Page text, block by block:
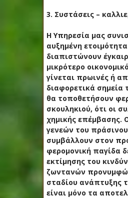
3. Συστάσεις –
Η Υπηρεσία μας
αυξημένη
διαπιστώνουν
μικρότερο
γίνεται πρωινές ή
διαφορετικά σημεία
θα τοποθετήσουν
σκουληκιού, ότι οι
χημικής επέμβασης.
γενεών του
συμβάλλουν στον
φερομονική παγίδα
εκτίμησης του
ζωντανών
σταδίου ανάπτυξης
είναι μόνο τα